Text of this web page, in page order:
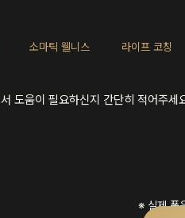
소마틱 웰니스 라이프 코칭
도움이 필요하신지 간단히 적어주세
※ 실제 폼